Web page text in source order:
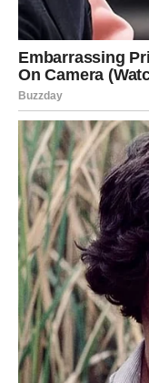
Lični razvoj
unutrašnje
Jedna od najvećih
unutrašnje
Vi ste znak koji
održava mir u
je važno misliti i na
Sve situacije kroz
lekcijama. Naučili
ponekad morate